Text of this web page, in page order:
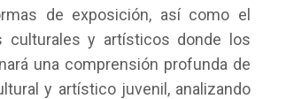
de exposición, así como el
culturales y artísticos donde los
una comprensión profunda de
y artístico juvenil, analizando